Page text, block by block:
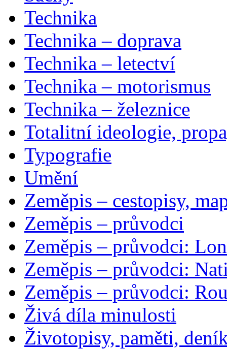
Technika
Technika – doprava
Technika – letectví
Technika – motorismus
Technika – železnice
Totalitní ideologie,
Typografie
Umění
Zeměpis – cestopisy,
Zeměpis – průvodci
Zeměpis – průvodci:
Zeměpis – průvodci:
Zeměpis – průvodci:
Živá díla minulosti
Životopisy, paměti,